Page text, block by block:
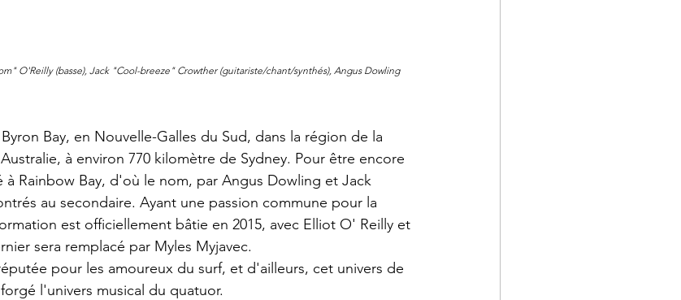
O'Reilly (basse), Jack "Cool-breeze" Crowther (guitariste/chant/synthés), Angus Dowling
Bay, en Nouvelle-Galles du Sud, dans la région de la
à environ 770 kilomètre de Sydney. Pour être encore
Rainbow Bay, d'où le nom, par Angus Dowling et Jack
au secondaire. Ayant une passion commune pour la
est officiellement bâtie en 2015, avec Elliot O' Reilly et
sera remplacé par Myles Myjavec.
pour les amoureux du surf, et d'ailleurs, cet univers de
l'univers musical du quatuor.